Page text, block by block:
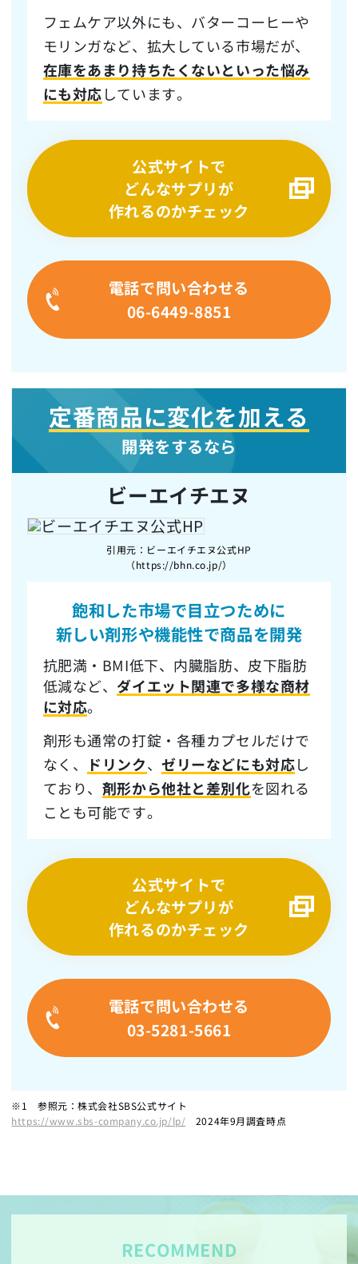
フェムケア以外にも、バターコーヒーや
モリンガなど、拡大している市場だが、
在庫をあまり持ちたくないといった悩み
にも対応しています。
公式サイトで
どんなサプリが
作れるのかチェック
電話で問い合わせる
06-6449-8851
定番商品に変化を加える
開発をするなら
ビーエイチエヌ
引用元：ビーエイチエヌ公式HP
（https://bhn.co.jp/）
飽和した市場で目立つために
新しい剤形や機能性で商品を開発
抗肥満・BMI低下、内臓脂肪、皮下脂肪
低減など、 ダイエット関連で多様な商材
に対応。
剤形も通常の打錠・各種カプセルだけで
なく、
ドリンク、ゼリーなどにも対応し
ており、 剤形から他社と差別化を図れる
ことも可能です。
公式サイトで
どんなサプリが
作れるのかチェック
電話で問い合わせる
03-5281-5661
※1 参照元：株式会社SBS公式サイト
https://www.sbs-company.co.jp/lp/ 2024年9月調査時点